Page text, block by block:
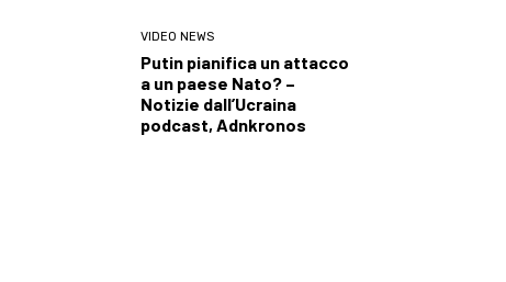
VIDEO NEWS
Putin pianifica un attacco
a un paese Nato? –
Notizie dall’Ucraina
podcast, Adnkronos